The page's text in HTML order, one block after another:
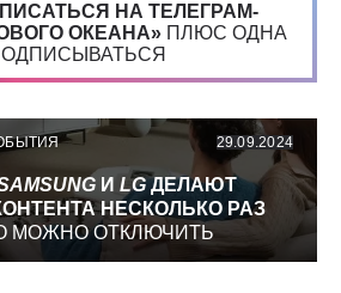
НА ТЕЛЕГРАМ-
ОКЕАНА» ПЛЮС ОДНА
29.09.2024
И LGДЕЛАЮТ
НЕСКОЛЬКО РАЗ
МОЖНО ОТКЛЮЧИТЬ